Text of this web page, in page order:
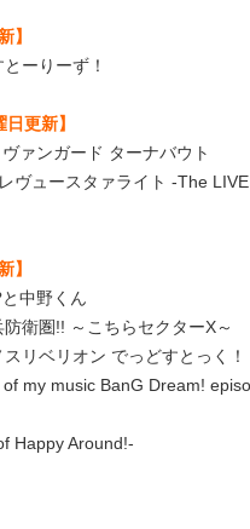
】
ーりーず！
更新】
ァンガード ターナバウト
ヴュースタァライト -The
】
中野くん
防衛圏!! ～こちらセクターX～
スリベリオン でっどすとっく！
of my music BanG Dream!
Happy Around!-